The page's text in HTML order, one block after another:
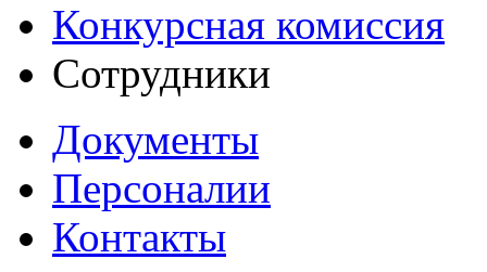
Конкурсная комиссия
Сотрудники
Документы
Персоналии
Контакты